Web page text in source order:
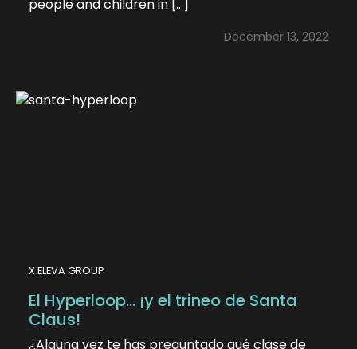
people and children in […]
December 13, 2022
X ELEVA GROUP
El Hyperloop… ¡y el trineo de Santa
Claus!
¿Alguna vez te has preguntado qué clase de